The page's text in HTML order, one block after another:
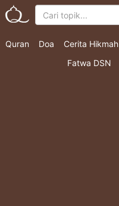
Quran Doa Cerita Hikmah
Fatwa DSN